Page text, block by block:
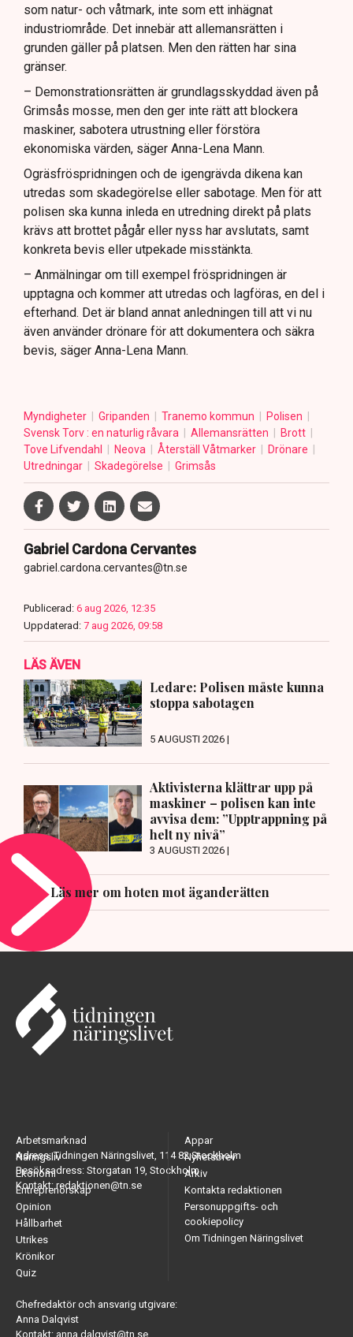
som natur- och våtmark, inte som ett inhägnat
industriområde. Det innebär att allemansrätten i
grunden gäller på platsen. Men den rätten har sina
gränser.
– Demonstrationsrätten är grundlagsskyddad även på
Grimsås mosse, men den ger inte rätt att blockera
maskiner, sabotera utrustning eller förstöra
ekonomiska värden, säger Anna-Lena Mann.
Ogräsfröspridningen och de igengrävda dikena kan
utredas som skadegörelse eller sabotage. Men för att
polisen ska kunna inleda en utredning direkt på plats
krävs att brottet pågår eller nyss har avslutats, samt
konkreta bevis eller utpekade misstänkta.
– Anmälningar om till exempel fröspridningen är
upptagna och kommer att utredas och lagföras, en del i
efterhand. Det är bland annat anledningen till att vi nu
även använder drönare för att dokumentera och säkra
bevis, säger Anna-Lena Mann.
Myndigheter Gripanden Tranemo kommun
Polisen
Svensk Torv : en naturlig råvara
Allemansrätten
Brott
Tove Lifvendahl
Neova Återställ Våtmarker
Drönare
Utredningar
Skadegörelse Grimsås
Gabriel Cardona Cervantes
gabriel.cardona.cervantes@tn.se
Publicerad: 6 aug 2026, 12:35
Uppdaterad: 7 aug 2026, 09:58
LÄS ÄVEN
Ledare: Polisen måste kunna
stoppa sabotagen
5 AUGUSTI 2026 |
Aktivisterna klättrar upp på
maskiner – polisen kan inte
avvisa dem: ”Upptrappning på
helt ny nivå”
3 AUGUSTI 2026 |
Läs mer om hoten mot äganderätten
Adress: Tidningen Näringslivet, 114 82 Stockholm
Besöksadress: Storgatan 19, Stockholm
Kontakt: redaktionen@tn.se
Arbetsmarknad
Näringsliv
Ekonomi
Entreprenörskap
Opinion
Hållbarhet
Utrikes
Krönikor
Quiz
Appar
Nyhetsbrev
Arkiv
Kontakta redaktionen
Personuppgifts- och
cookiepolicy
Om Tidningen Näringslivet
Chefredaktör och ansvarig utgivare:
Anna Dalqvist
Kontakt: anna.dalqvist@tn.se